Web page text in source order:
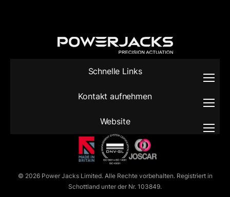
© 2026 Power Jacks Limited. Alle Rechte vorbehalten. Registriert in
Schottland unter der Nr. 103849.
Schnelle Links
Kontakt aufnehmen
Website